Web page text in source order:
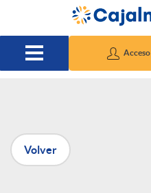
Saltar al contenido principal
Acceso
P
u
Volver